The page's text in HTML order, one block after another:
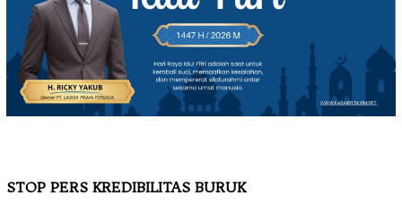
STOP PERS KREDIBILITAS BURUK